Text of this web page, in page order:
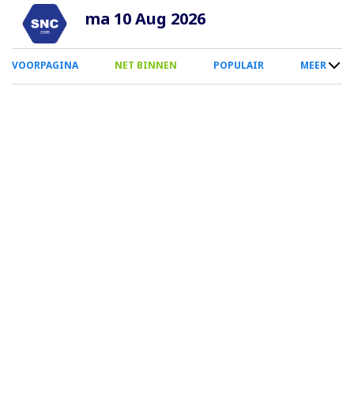
Overslaan
naar
inhoud
ma 10 Aug 2026
0
Smartphone
VOORPAGINA NET BINNEN POPULAIR MEER